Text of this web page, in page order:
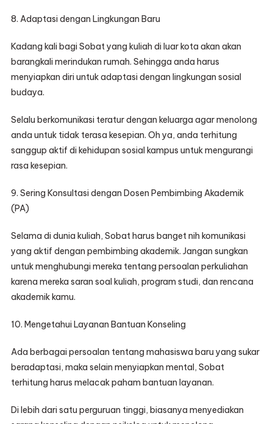
8. Adaptasi dengan Lingkungan Baru
Kadang kali bagi Sobat yang kuliah di luar kota akan akan
barangkali merindukan rumah. Sehingga anda harus
menyiapkan diri untuk adaptasi dengan lingkungan sosial
budaya.
Selalu berkomunikasi teratur dengan keluarga agar menolong
anda untuk tidak terasa kesepian. Oh ya, anda terhitung
sanggup aktif di kehidupan sosial kampus untuk mengurangi
rasa kesepian.
9. Sering Konsultasi dengan Dosen Pembimbing Akademik
(PA)
Selama di dunia kuliah, Sobat harus banget nih komunikasi
yang aktif dengan pembimbing akademik. Jangan sungkan
untuk menghubungi mereka tentang persoalan perkuliahan
karena mereka saran soal kuliah, program studi, dan rencana
akademik kamu.
10. Mengetahui Layanan Bantuan Konseling
Ada berbagai persoalan tentang mahasiswa baru yang sukar
beradaptasi, maka selain menyiapkan mental, Sobat
terhitung harus melacak paham bantuan layanan.
Di lebih dari satu perguruan tinggi, biasanya menyediakan